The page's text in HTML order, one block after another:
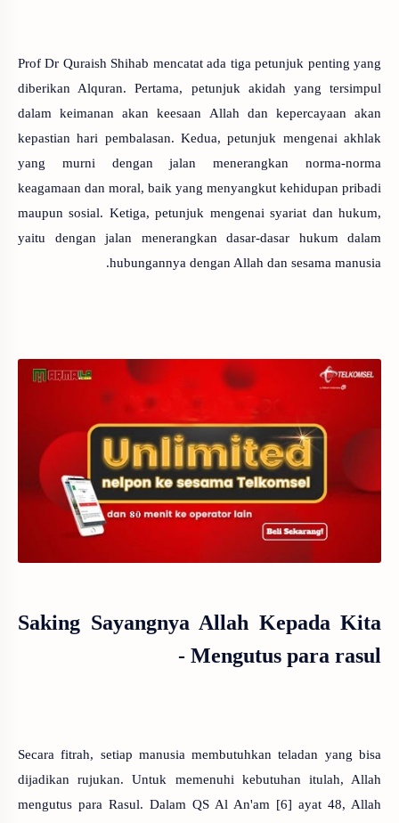
Prof Dr Quraish Shihab mencatat ada tiga petunjuk penting yang
diberikan Alquran. Pertama, petunjuk akidah yang tersimpul
dalam keimanan akan keesaan Allah dan kepercayaan akan
kepastian hari pembalasan. Kedua, petunjuk mengenai akhlak
yang murni dengan jalan menerangkan norma-norma
keagamaan dan moral, baik yang menyangkut kehidupan pribadi
maupun sosial. Ketiga, petunjuk mengenai syariat dan hukum,
yaitu dengan jalan menerangkan dasar-dasar hukum dalam
hubungannya dengan Allah dan sesama manusia.
Saking Sayangnya Allah Kepada Kita
- Mengutus para rasul
Secara fitrah, setiap manusia membutuhkan teladan yang bisa
dijadikan rujukan. Untuk memenuhi kebutuhan itulah, Allah
mengutus para Rasul. Dalam QS Al An'am [6] ayat 48, Allah